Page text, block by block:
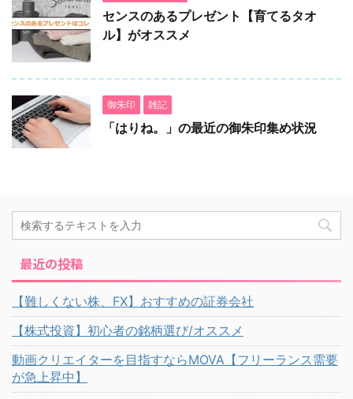
センスのあるプレゼント【育てるタオ
ル】がオススメ
御朱印 雑記
「はりね。」の最近の御朱印集め状況
最近の投稿
【難しくない株、FX】おすすめの証券会社
【株式投資】初心者の銘柄選び/オススメ
動画クリエイターを目指すならMOVA【フリーランス需要
が急上昇中】